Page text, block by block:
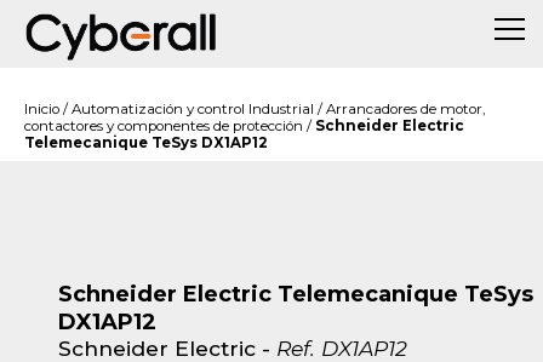
Inicio / Automatización y control Industrial / Arrancadores de motor,
contactores y componentes de protección / Schneider Electric
Telemecanique TeSys DX1AP12
Schneider Electric Telemecanique TeSys
DX1AP12
Schneider Electric - Ref. DX1AP12